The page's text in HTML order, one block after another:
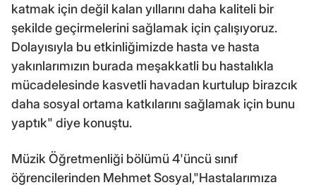
katmak için değil kalan yıllarını daha kaliteli bir
şekilde geçirmelerini sağlamak için çalışıyoruz.
Dolayısıyla bu etkinliğimizde hasta ve hasta
yakınlarımızın burada meşakkatli bu hastalıkla
mücadelesinde kasvetli havadan kurtulup birazcık
daha sosyal ortama katkılarını sağlamak için bunu
yaptık" diye konuştu.
Müzik Öğretmenliği bölümü 4'üncü sınıf
öğrencilerinden Mehmet Sosyal,"Hastalarımıza